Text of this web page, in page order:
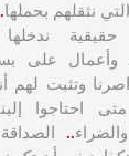
نثقلهم بحملها
حقيقية
وأعمال على
وتثبت لهم
متى احتاجوا
..